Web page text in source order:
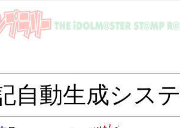
自動生成シス